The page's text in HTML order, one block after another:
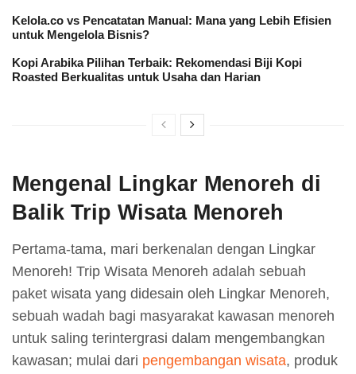
Kelola.co vs Pencatatan Manual: Mana yang Lebih Efisien
untuk Mengelola Bisnis?
Kopi Arabika Pilihan Terbaik: Rekomendasi Biji Kopi
Roasted Berkualitas untuk Usaha dan Harian
Mengenal Lingkar Menoreh di
Balik Trip Wisata Menoreh
Pertama-tama, mari berkenalan dengan Lingkar
Menoreh! Trip Wisata Menoreh adalah sebuah
paket wisata yang didesain oleh Lingkar Menoreh,
sebuah wadah bagi masyarakat kawasan menoreh
untuk saling terintergrasi dalam mengembangkan
kawasan; mulai dari pengembangan wisata, produk